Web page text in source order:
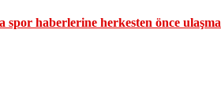
spor haberlerine herkesten önce